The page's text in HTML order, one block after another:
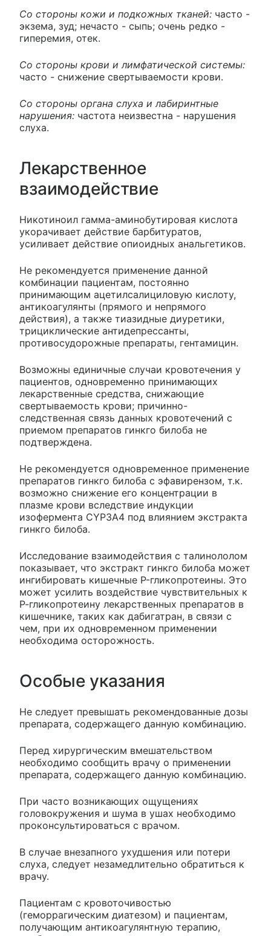
Со стороны кожи и подкожных тканей: часто -
экзема, зуд; нечасто - сыпь; очень редко -
гиперемия, отек.
Со стороны крови и лимфатической системы:
часто - снижение свертываемости крови.
Со стороны органа слуха и лабиринтные
нарушения: частота неизвестна - нарушения
слуха.
Лекарственное
взаимодействие
Никотиноил гамма-аминобутировая кислота
укорачивает действие барбитуратов,
усиливает действие опиоидных анальгетиков.
Не рекомендуется применение данной
комбинации пациентам, постоянно
принимающим ацетилсалициловую кислоту,
антикоагулянты (прямого и непрямого
действия), а также тиазидные диуретики,
трициклические антидепрессанты,
противосудорожные препараты, гентамицин.
Возможны единичные случаи кровотечения у
пациентов, одновременно принимающих
лекарственные средства, снижающие
свертываемость крови; причинно-
следственная связь данных кровотечений с
приемом препаратов гинкго билоба не
подтверждена.
Не рекомендуется одновременное применение
препаратов гинкго билоба с эфавирензом, т.к.
возможно снижение его концентрации в
плазме крови вследствие индукции
изофермента CYP3A4 под влиянием экстракта
гинкго билоба.
Исследование взаимодействия с талинололом
показывает, что экстракт гинкго билоба может
ингибировать кишечные P-гликопротеины. Это
может усилить воздействие чувствительных к
Р-гликопротеину лекарственных препаратов в
кишечнике, таких как дабигатран, в связи с
чем, при их одновременном применении
необходима осторожность.
Особые указания
Не следует превышать рекомендованные дозы
препарата, содержащего данную комбинацию.
Перед хирургическим вмешательством
необходимо сообщить врачу о применении
препарата, содержащего данную комбинацию.
При часто возникающих ощущениях
головокружения и шума в ушах необходимо
проконсультироваться с врачом.
В случае внезапного ухудшения или потери
слуха, следует незамедлительно обратиться к
врачу.
Пациентам с кровоточивостью
(геморрагическим диатезом) и пациентам,
получающим антикоагулянтную терапию,